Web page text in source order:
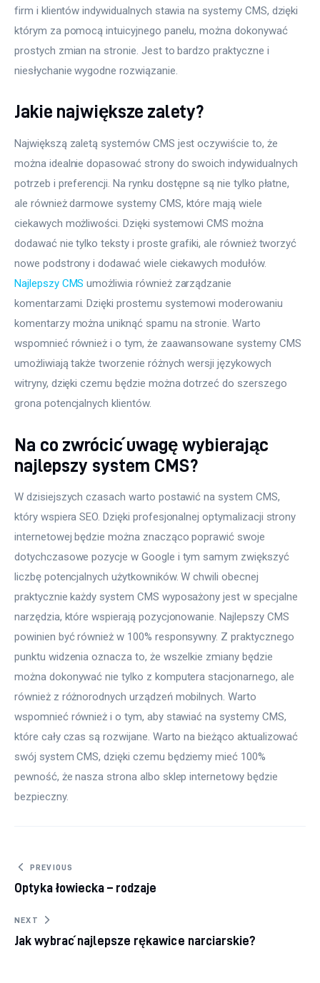
firm i klientów indywidualnych stawia na systemy CMS, dzięki
którym za pomocą intuicyjnego panelu, można dokonywać
prostych zmian na stronie. Jest to bardzo praktyczne i
niesłychanie wygodne rozwiązanie.
Jakie największe zalety?
Największą zaletą systemów CMS jest oczywiście to, że
można idealnie dopasować strony do swoich indywidualnych
potrzeb i preferencji. Na rynku dostępne są nie tylko płatne,
ale również darmowe systemy CMS, które mają wiele
ciekawych możliwości. Dzięki systemowi CMS można
dodawać nie tylko teksty i proste grafiki, ale również tworzyć
nowe podstrony i dodawać wiele ciekawych modułów.
Najlepszy CMS umożliwia również zarządzanie
komentarzami. Dzięki prostemu systemowi moderowaniu
komentarzy można uniknąć spamu na stronie. Warto
wspomnieć również i o tym, że zaawansowane systemy CMS
umożliwiają także tworzenie różnych wersji językowych
witryny, dzięki czemu będzie można dotrzeć do szerszego
grona potencjalnych klientów.
Na co zwrócić uwagę wybierając
najlepszy system CMS?
W dzisiejszych czasach warto postawić na system CMS,
który wspiera SEO. Dzięki profesjonalnej optymalizacji strony
internetowej będzie można znacząco poprawić swoje
dotychczasowe pozycje w Google i tym samym zwiększyć
liczbę potencjalnych użytkowników. W chwili obecnej
praktycznie każdy system CMS wyposażony jest w specjalne
narzędzia, które wspierają pozycjonowanie. Najlepszy CMS
powinien być również w 100% responsywny. Z praktycznego
punktu widzenia oznacza to, że wszelkie zmiany będzie
można dokonywać nie tylko z komputera stacjonarnego, ale
również z różnorodnych urządzeń mobilnych. Warto
wspomnieć również i o tym, aby stawiać na systemy CMS,
które cały czas są rozwijane. Warto na bieżąco aktualizować
swój system CMS, dzięki czemu będziemy mieć 100%
pewność, że nasza strona albo sklep internetowy będzie
bezpieczny.
Nawigacja wpisu
PREVIOUS
Optyka łowiecka – rodzaje
NEXT
Jak wybrać najlepsze rękawice narciarskie?